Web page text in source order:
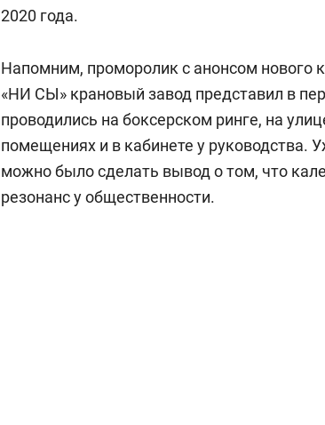
2020 года.
Напомним, проморолик с анонсом нового
«НИ СЫ» крановый завод представил в
проводились на боксерском ринге, на
помещениях и в кабинете у руководства.
можно было сделать вывод о том, что
резонанс у общественности.